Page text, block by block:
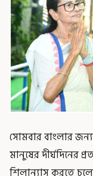
সোমবার বাংলার
মানুষের দীর্ঘদিনের